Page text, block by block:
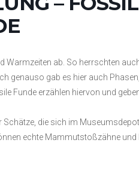
Warmzeiten ab. So herrschten
genauso gab es hier auch
Funde erzählen hiervon und
Schätze, die sich im
echte Mammutstoßzähne und